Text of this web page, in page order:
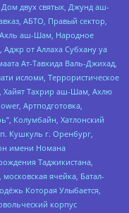
двух святых, Джунд аш-
АБТО, Правый сектор,
Ахль аш-Шам, Народное
от Аллаха Субхану уа
Ат-Тавхида Валь-Джихад,
исломи, Террористическое
Хайят Тахрир аш-Шам, Ахлю
Артподготовка,
Колумбайн, Хатлонский
Кушкуль г. Оренбург,
имени Номана
Таджикистана,
ячейка, Батал-
Которая Улыбается,
корпус